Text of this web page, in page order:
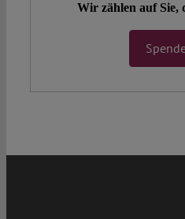
Wir zählen auf Sie,